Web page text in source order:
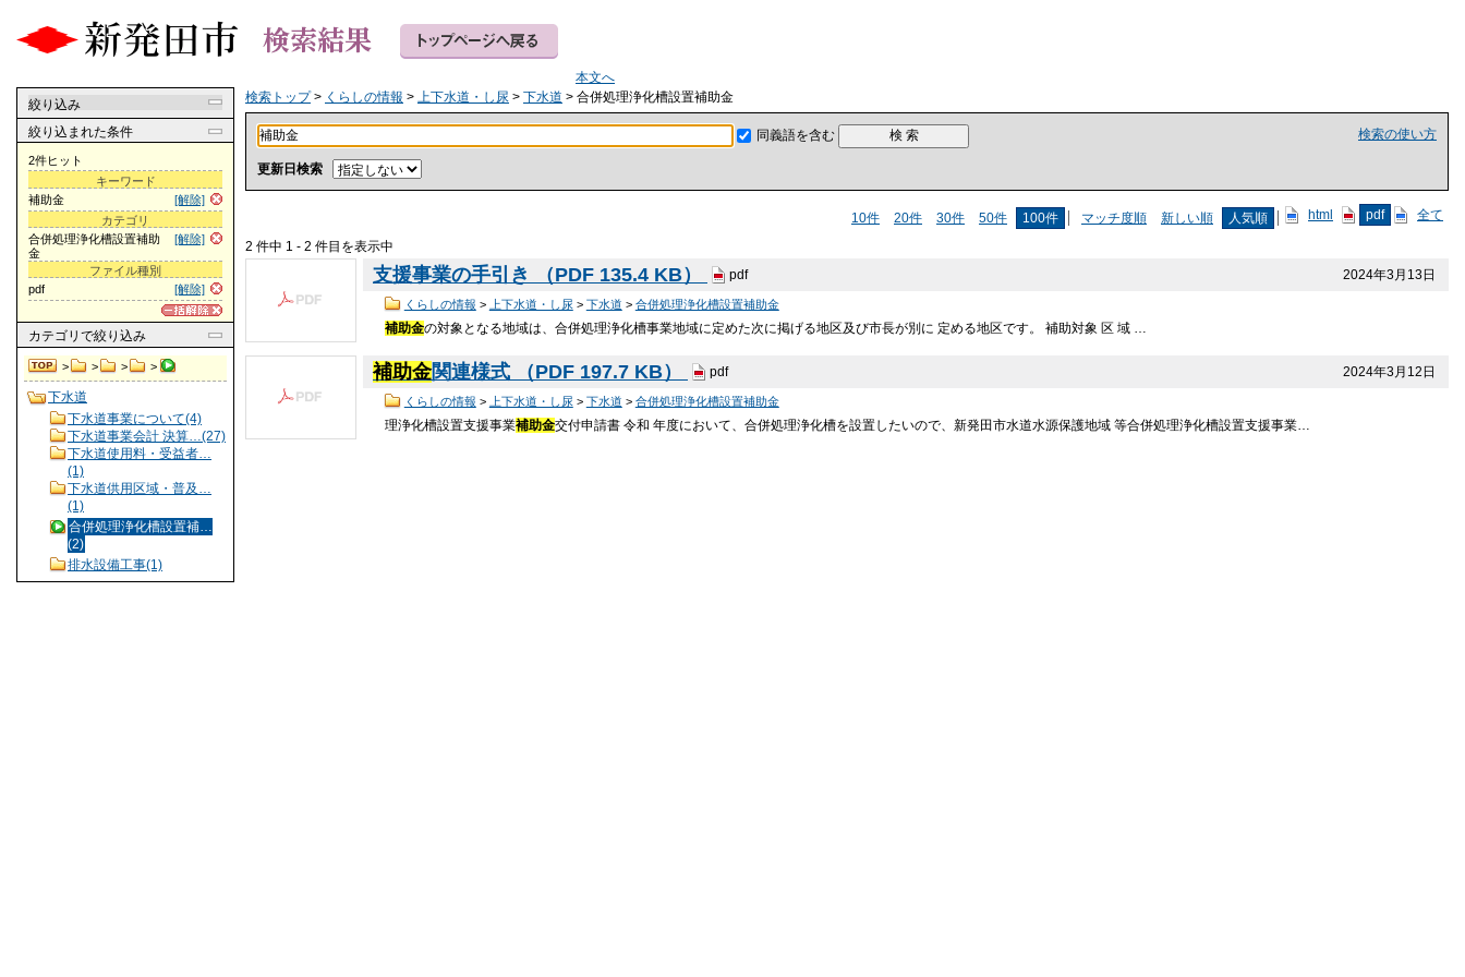
本文へ
絞り込み
絞り込まれた条件
2件ヒット
キーワード
[解除]
補助金
カテゴリ
[解除]
合併処理浄化槽設置補助
金
ファイル種別
[解除]
pdf
カテゴリ で絞り込み
> > > >
下水道
下水道事業について(4)
下水道事業会計 決算…(27)
下水道使用料・受益者…
(1)
下水道供用区域・普及…
(1)
合併処理浄化槽設置補…
(2)
排水設備工事(1)
検索トップ> くらしの情報 > 上下水道・し尿 > 下水道 > 合併処理浄化槽設置補助金
検索の使い方
同義語を含む
更新日検索
10件 20件 30件 50件 100件 マッチ度順 新しい順 人気順 html pdf 全て
2 件中 1 - 2 件目を表示中
2024年3月13日
支援事業の手引き （PDF 135.4 KB） pdf
くらしの情報 > 上下水道・し尿 > 下水道 > 合併処理浄化槽設置補助金
補助金の対象となる地域は、合併処理浄化槽事業地域に定めた次に掲げる地区及び市長が別に 定める地区です。 補助対象 区 域 …
2024年3月12日
補助金関連様式 （PDF 197.7 KB） pdf
くらしの情報 > 上下水道・し尿 > 下水道 > 合併処理浄化槽設置補助金
理浄化槽設置支援事業補助金交付申請書 令和 年度において、合併処理浄化槽を設置したいので、新発田市水道水源保護地域 等合併処理浄化槽設置支援事業…